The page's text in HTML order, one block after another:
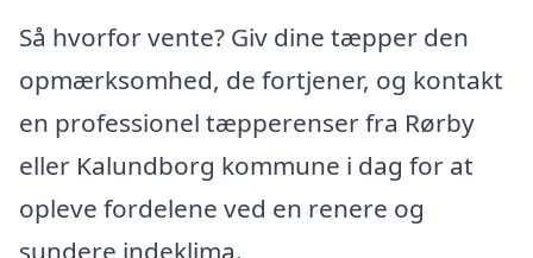
Så hvorfor vente? Giv dine tæpper den
opmærksomhed, de fortjener, og kontakt
en professionel tæpperenser fra Rørby
eller Kalundborg kommune i dag for at
opleve fordelene ved en renere og
sundere indeklima.